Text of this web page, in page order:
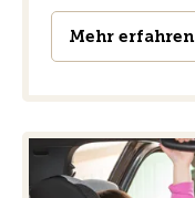
Mehr erfahren